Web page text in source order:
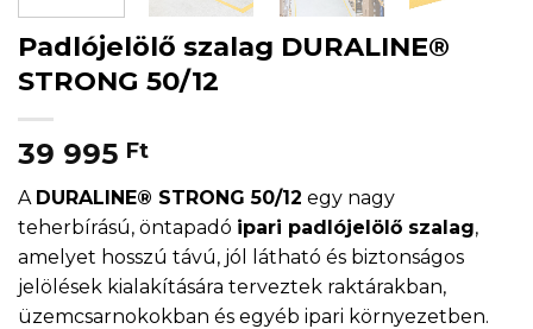
Padlójelölő szalag DURALINE®
STRONG 50/12
39 995 Ft
A DURALINE® STRONG 50/12 egy nagy
teherbírású, öntapadó ipari padlójelölő szalag,
amelyet hosszú távú, jól látható és biztonságos
jelölések kialakítására terveztek raktárakban,
üzemcsarnokokban és egyéb ipari környezetben.